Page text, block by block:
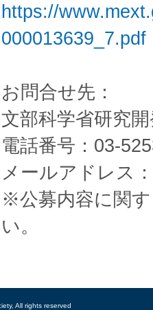
https://
000013639_7.pdf
お問合せ先：
文部科学省研究
電話番号：03-
メールアドレス：
※公募内容に関
い。
All rights reserved